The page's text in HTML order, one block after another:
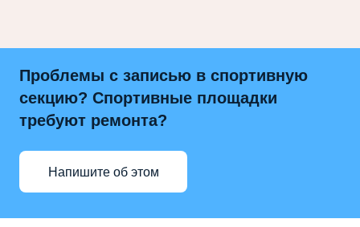
Проблемы с записью в спортивную
секцию? Спортивные площадки
требуют ремонта?
Напишите об этом